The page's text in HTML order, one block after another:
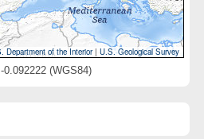
Department of the Interior|U.S. Geological Survey
(WGS84)